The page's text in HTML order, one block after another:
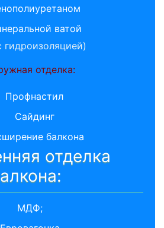
ватой
гидроизоляцией)
отделка:
Профнастил
Сайдинг
балкона
отделка
МДФ;